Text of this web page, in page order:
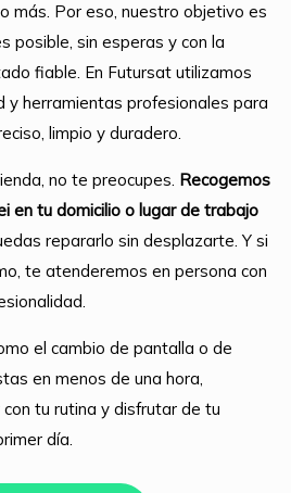
más. Por eso, nuestro objetivo es
posible, sin esperas y con la
fiable. En Futursat utilizamos
y herramientas profesionales para
limpio y duradero.
no te preocupes. Recogemos
en tu domicilio o lugar de trabajo
repararlo sin desplazarte. Y si
te atenderemos en persona con
el cambio de pantalla o de
en menos de una hora,
tu rutina y disfrutar de tu
día.